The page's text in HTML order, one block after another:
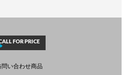
問い合わせ商品